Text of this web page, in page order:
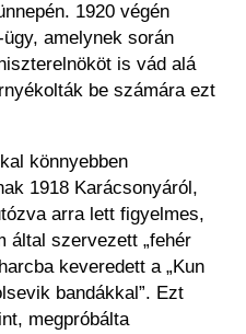
1920 végén
amelynek során
is vád alá
be számára ezt
könnyebben
1918 Karácsonyáról,
arra lett figyelmes,
által szervezett „fehér
keveredett a „Kun
bandákkal”. Ezt
megpróbálta